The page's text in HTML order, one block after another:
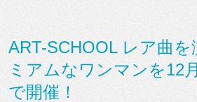
ART-SCHOOL レア曲
ミアムなワンマンを12
で開催！